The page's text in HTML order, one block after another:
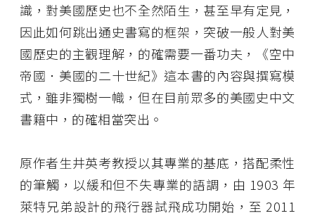
識，對美國歷史也不全然陌生，甚至早有定見，
因此如何跳出通史書寫的框架，突破一般人對美
國歷史的主觀理解，的確需要一番功夫，《空中
帝國．美國的二十世紀》這本書的內容與撰寫模
式，雖非獨樹一幟，但在目前眾多的美國史中文
書籍中，的確相當突出。
原作者生井英考教授以其專業的基底，搭配柔性
的筆觸，以緩和但不失專業的語調，由 1903 年
萊特兄弟設計的飛行器試飛成功開始，至 2011